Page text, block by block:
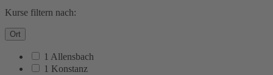
Kurse filtern nach:
Ort
1 Allensbach
1 Konstanz